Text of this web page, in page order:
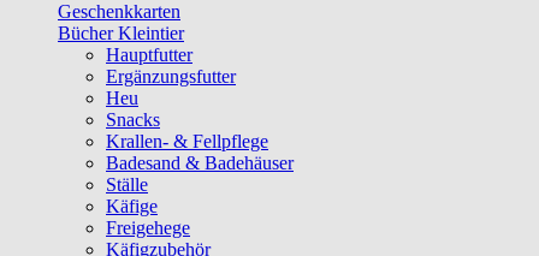
Geschenkkarten
Bücher Kleintier
Hauptfutter
Ergänzungsfutter
Heu
Snacks
Krallen- & Fellpflege
Badesand & Badehäuser
Ställe
Käfige
Freigehege
Käfigzubehör